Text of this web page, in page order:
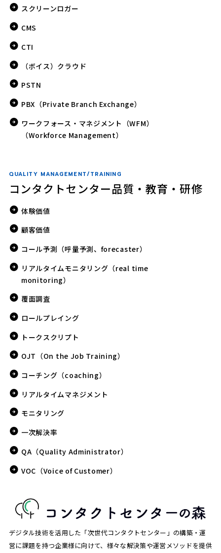
スクリーンロガー
CMS
CTI
（ボイス）クラウド
PSTN
PBX（Private Branch Exchange）
ワークフォース・マネジメント（WFM）
（Workforce Management）
QUALITY MANAGEMENT/TRAINING
コンタクトセンター品質・教育・研修
体験価値
顧客価値
コール予測（呼量予測、forecaster）
リアルタイムモニタリング（real time
monitoring）
覆面調査
ロールプレイング
トークスクリプト
OJT（On the Job Training）
コーチング（coaching）
リアルタイムマネジメント
モニタリング
一次解決率
QA（Quality Administrator）
VOC（Voice of Customer）
デジタル技術を活用した「次世代コンタクトセンター」の構築・運
営に課題を持つ企業様に向けて、様々な解決策や運営メソッドを提供